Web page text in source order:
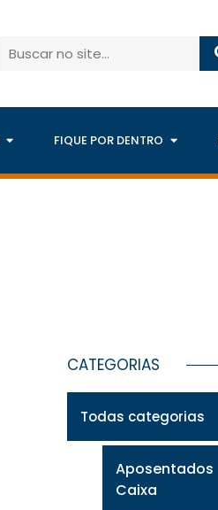
FIQUE POR DENTRO
CATEGORIAS
Todas categorias
Aposentados
Caixa